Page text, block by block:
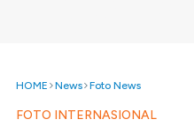
HOME News Foto News
FOTO INTERNASIONAL